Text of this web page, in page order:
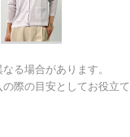
る場合があります。
際の目安としてお役立て